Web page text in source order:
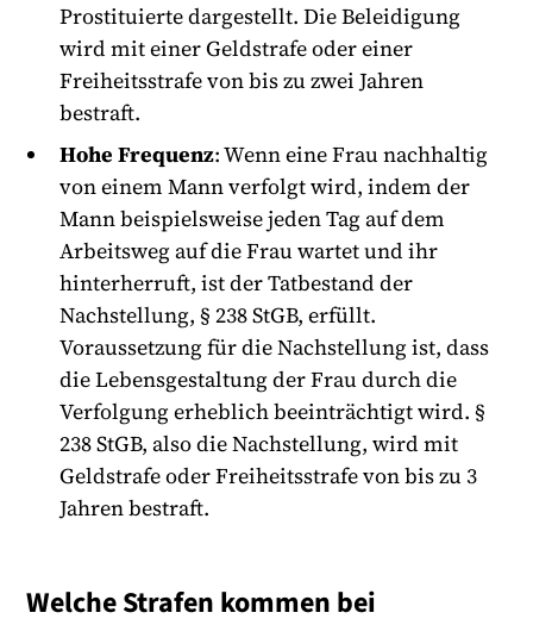
Prostituierte dargestellt. Die Beleidigung
wird mit einer Geldstrafe oder einer
Freiheitsstrafe von bis zu zwei Jahren
bestraft.
Hohe Frequenz: Wenn eine Frau nachhaltig
von einem Mann verfolgt wird, indem der
Mann beispielsweise jeden Tag auf dem
Arbeitsweg auf die Frau wartet und ihr
hinterherruft, ist der Tatbestand der
Nachstellung, § 238 StGB, erfüllt.
Voraussetzung für die Nachstellung ist, dass
die Lebensgestaltung der Frau durch die
Verfolgung erheblich beeinträchtigt wird. §
238 StGB, also die Nachstellung, wird mit
Geldstrafe oder Freiheitsstrafe von bis zu 3
Jahren bestraft.
Welche Strafen kommen bei